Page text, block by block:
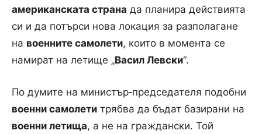
американската страна да планира действията
си и да потърси нова локация за разполагане
на военните самолети, които в момента се
намират на летище „Васил Левски“.
По думите на министър‑председателя подобни
военни самолети трябва да бъдат базирани на
военни летища, а не на граждански. Той